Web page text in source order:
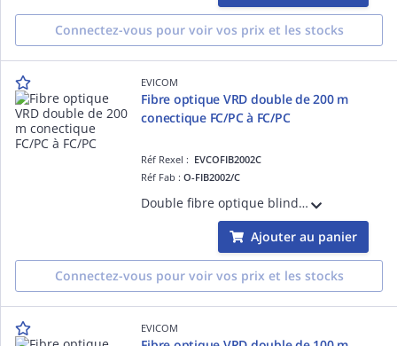
Connectez-vous pour voir vos prix et les stocks
EVICOM
Fibre optique VRD double de 200 m
conectique FC/PC à FC/PC
Réf Rexel : EVCOFIB2002C
Réf Fab :O-FIB2002/C
Double fibre optique blindée 200 mètres Pour utilisation en extérieur (VRD) Pré-connectorisée FC/PC
Ajouter au panier
Connectez-vous pour voir vos prix et les stocks
EVICOM